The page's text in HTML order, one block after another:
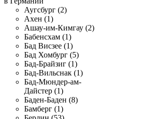
Аугсбург (2)
Ахен (1)
Ашау-им-Кимгау (2)
Бабенсхам (1)
Бад Висзее (1)
Бад Хомбург (5)
Бад-Брайзиг (1)
Бад-Вильснак (1)
Бад-Мюндер-ам-
Дайстер (1)
Баден-Баден (8)
Бамберг (1)